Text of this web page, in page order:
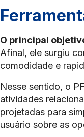
O principal
Afinal, ele surgiu
comodidade e
Nesse sentido, o
atividades
projetadas para
usuário sobre as